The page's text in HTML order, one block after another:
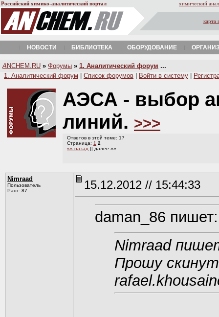
Российский химико-аналитический портал химический
карта
НОВОСТИ БИБЛИОТЕКА ОБОРУДОВАНИЕ
A NCHEM.RU » Форумы » 1. Аналитический форум ...
1. Аналитический форум
Список форумов Войти в систему
АЭСА - выбор
линий. >>>
Ответов в этой теме: 17
Страница: 1 2
«« назад || далее »»
Nimraad
Пользователь
Ранг: 87
15.12.2012 // 15:44:33
daman_86 пишет:
Nimraad
Прошу